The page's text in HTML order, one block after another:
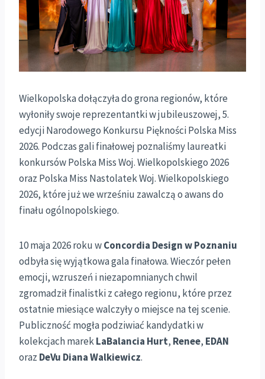
Wielkopolska dołączyła do grona regionów, które
wyłoniły swoje reprezentantki w jubileuszowej, 5.
edycji Narodowego Konkursu Piękności Polska Miss
2026. Podczas gali finałowej poznaliśmy laureatki
konkursów Polska Miss Woj. Wielkopolskiego 2026
oraz Polska Miss Nastolatek Woj. Wielkopolskiego
2026, które już we wrześniu zawalczą o awans do
finału ogólnopolskiego.
10 maja 2026 roku wConcordia Design w Poznaniu
odbyła się wyjątkowa gala finałowa. Wieczór pełen
emocji, wzruszeń i niezapomnianych chwil
zgromadził finalistki z całego regionu, które przez
ostatnie miesiące walczyły o miejsce na tej scenie.
Publiczność mogła podziwiać kandydatki w
kolekcjach marekLaBalancia Hurt, Renee, EDAN
oraz DeVu Diana Walkiewicz.